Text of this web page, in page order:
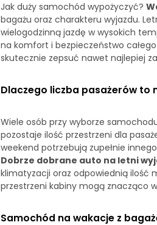
Jak duży samochód wypożyczyć?
bagażu oraz charakteru wyjazdu.
wielogodzinną jazdę w wysokich
na komfort i bezpieczeństwo
skutecznie zepsuć nawet najlepiej
Dlaczego liczba pasażerów to
Wiele osób przy wyborze
pozostaje ilość przestrzeni dla
weekend potrzebują zupełnie
Dobrze dobrane auto na letni
klimatyzacji oraz odpowiednią ilość
przestrzeni kabiny mogą znacząco
Samochód na wakacje z